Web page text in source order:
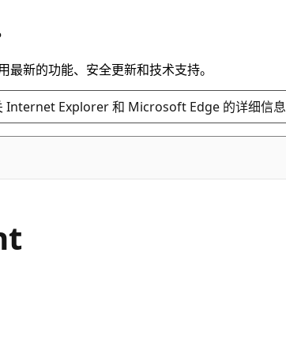
新的功能、安全更新和技术支持。
Internet Explorer 和 Microsoft Edge 的详细信息